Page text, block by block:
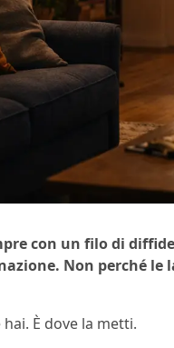
con un filo di
Non perché
È dove la metti.